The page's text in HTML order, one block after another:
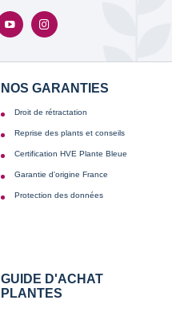
NOS GARANTIES
Droit de rétractation
Reprise des plants et conseils
Certification HVE Plante Bleue
Garantie d'origine France
Protection des données
GUIDE D'ACHAT
PLANTES